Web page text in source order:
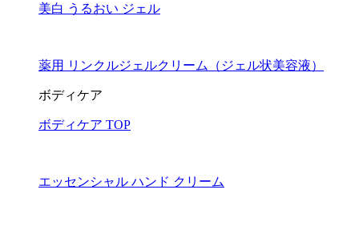
美白 うるおい ジェル
薬用 リンクルジェルクリーム（ジェル状美容液）
ボディケア
ボディケア TOP
エッセンシャル ハンド クリーム